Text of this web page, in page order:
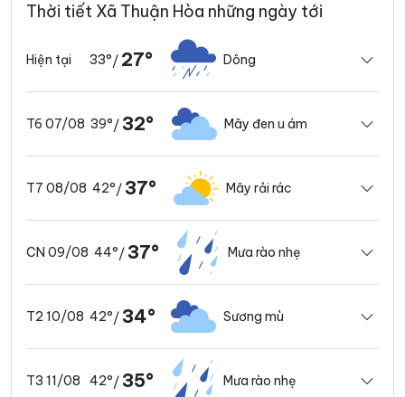
Thời tiết Xã Thuận Hòa những ngày tới
Hiện tại 33°/ 27° Dông
T6 07/08 39°/ 32° Mây đen u ám
T7 08/08 42°/ 37° Mây rải rác
CN 09/08 44°/ 37° Mưa rào nhẹ
T2 10/08 42°/ 34° Sương mù
T3 11/08 42°/ 35° Mưa rào nhẹ